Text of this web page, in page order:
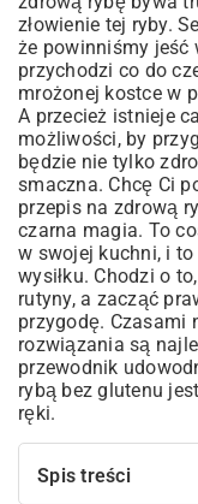
złowienie tej ryby.
że powinniśmy jeść
przychodzi co do
mrożonej kostce w
A przecież istnieje
możliwości, by
będzie nie tylko
smaczna. Chcę Ci
przepis na zdrową
czarna magia. To
w swojej kuchni, i
wysiłku. Chodzi o
rutyny, a zacząć
przygodę. Czasami
rozwiązania są
przewodnik
rybą bez glutenu
ręki.
Spis treści